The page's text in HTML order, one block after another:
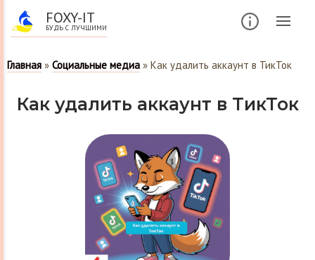
FOXY-IT
БУДЬ С ЛУЧШИМИ
Главная » Социальные медиа » Как удалить аккаунт в ТикТок
Как удалить аккаунт в ТикТок